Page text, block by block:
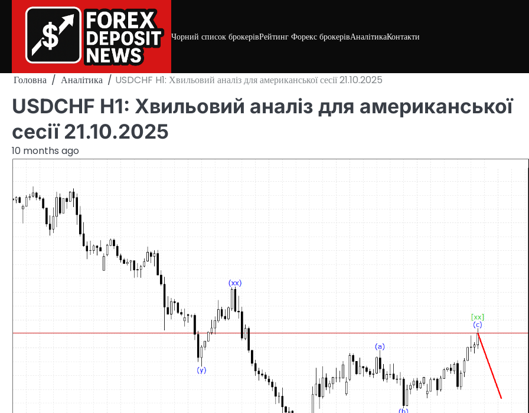
Чорний список брокерівРейтинг Форекс брокерівАналітикаКонтакти
Головна Аналітика USDCHF H1: Хвильовий аналіз для американської сесії 21.10.2025
USDCHF H1: Хвильовий аналіз для американської
сесії 21.10.2025
10 months ago